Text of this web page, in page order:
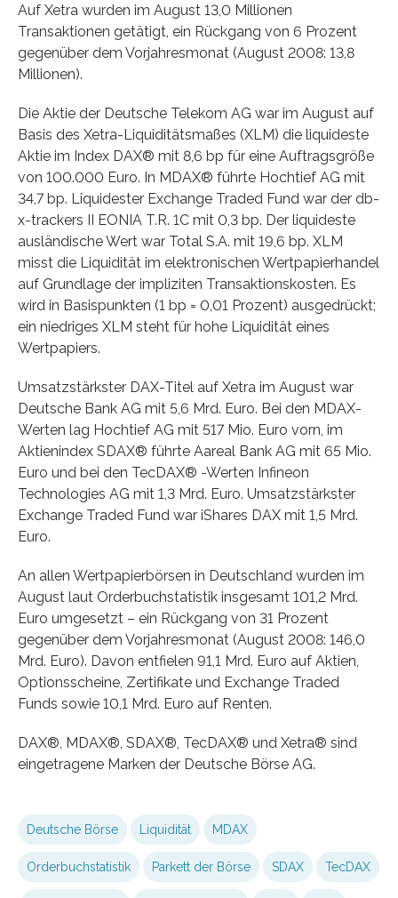
Auf Xetra wurden im August 13,0 Millionen
Transaktionen getätigt, ein Rückgang von 6 Prozent
gegenüber dem Vorjahresmonat (August 2008: 13,8
Millionen).
Die Aktie der Deutsche Telekom AG war im August auf
Basis des Xetra-Liquiditätsmaßes (XLM) die liquideste
Aktie im Index DAX® mit 8,6 bp für eine Auftragsgröße
von 100.000 Euro. In MDAX® führte Hochtief AG mit
34,7 bp. Liquidester Exchange Traded Fund war der db-
x-trackers II EONIA T.R. 1C mit 0,3 bp. Der liquideste
ausländische Wert war Total S.A. mit 19,6 bp. XLM
misst die Liquidität im elektronischen Wertpapierhandel
auf Grundlage der impliziten Transaktionskosten. Es
wird in Basispunkten (1 bp = 0,01 Prozent) ausgedrückt;
ein niedriges XLM steht für hohe Liquidität eines
Wertpapiers.
Umsatzstärkster DAX-Titel auf Xetra im August war
Deutsche Bank AG mit 5,6 Mrd. Euro. Bei den MDAX-
Werten lag Hochtief AG mit 517 Mio. Euro vorn, im
Aktienindex SDAX® führte Aareal Bank AG mit 65 Mio.
Euro und bei den TecDAX® -Werten Infineon
Technologies AG mit 1,3 Mrd. Euro. Umsatzstärkster
Exchange Traded Fund war iShares DAX mit 1,5 Mrd.
Euro.
An allen Wertpapierbörsen in Deutschland wurden im
August laut Orderbuchstatistik insgesamt 101,2 Mrd.
Euro umgesetzt – ein Rückgang von 31 Prozent
gegenüber dem Vorjahresmonat (August 2008: 146,0
Mrd. Euro). Davon entfielen 91,1 Mrd. Euro auf Aktien,
Optionsscheine, Zertifikate und Exchange Traded
Funds sowie 10,1 Mrd. Euro auf Renten.
DAX®, MDAX®, SDAX®, TecDAX® und Xetra® sind
eingetragene Marken der Deutsche Börse AG.
Deutsche Börse Liquidität MDAX
Orderbuchstatistik Parkett der Börse SDAX TecDAX